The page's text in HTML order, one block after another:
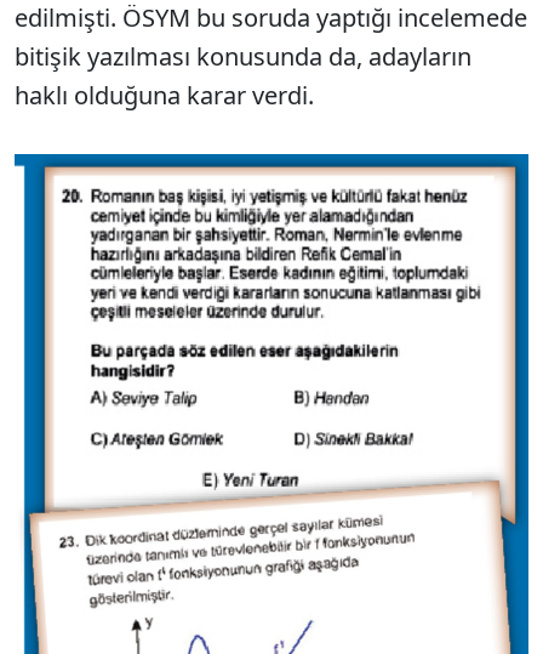
edilmişti. ÖSYM bu soruda yaptığı incelemede
bitişik yazılması konusunda da, adayların
haklı olduğuna karar verdi.